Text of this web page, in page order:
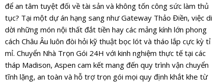
để an tâm tuyệt đối về tài sản và không tốn công sức làm thủ
tục? Tại một dự án hạng sang như Gateway Thảo Điền, việc di
dời những món nội thất đắt tiền hay các mảng kính lớn phong
cách Châu Âu luôn đòi hỏi kỹ thuật bọc lót và tháo lắp cực kỳ tỉ
mỉ. Chuyển Nhà Trọn Gói 24H với kinh nghiệm thực tế tại các
tháp Madison, Aspen cam kết mang đến quy trình vận chuyển
tĩnh lặng, an toàn và hỗ trợ trọn gói mọi quy định khắt khe từ